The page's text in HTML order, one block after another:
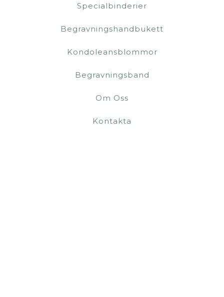
Specialbinderier
Begravningshandbukett
Kondoleansblommor
Begravningsband
Om Oss
Kontakta